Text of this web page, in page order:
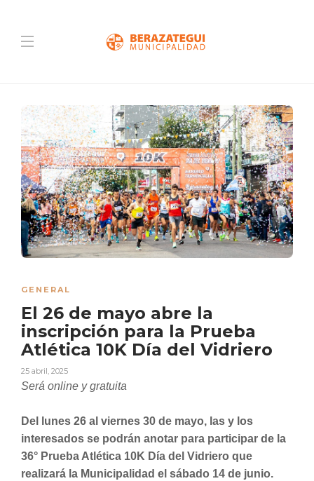
GENERAL
El 26 de mayo abre la
inscripción para la Prueba
Atlética 10K Día del Vidriero
25 abril, 2025
Será online y gratuita
Del lunes 26 al viernes 30 de mayo, las y los
interesados se podrán anotar para participar de la
36° Prueba Atlética 10K Día del Vidriero que
realizará la Municipalidad el sábado 14 de junio.